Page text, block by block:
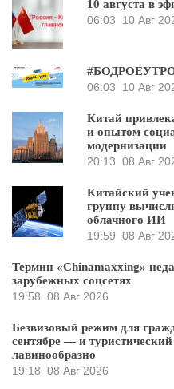
10 августа в
06:03
10 Авг
06:03
10 Авг
Китай
и опытом
модернизации
20:13 08 Авг
Китайский
группу
облачного ИИ
19:59 08 Авг
Термин «Chinamaxxing»
зарубежных соцсетях
19:58 08 Авг 2026
Безвизовый режим для
сентябре — и
лавинообразно
19:18 08 Авг 2026